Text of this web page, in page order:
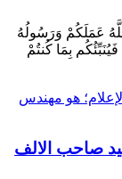
عَمَلَكُمْ وَرَسُولُهُ
بِمَا كُنتُمْ
صاحب الالف